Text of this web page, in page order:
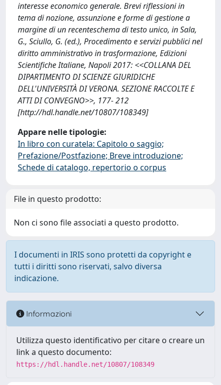
interesse economico generale. Brevi riflessioni in
tema di nozione, assunzione e forme di gestione a
margine di un recenteschema di testo unico, in Sala,
G., Sciullo, G. (ed.), Procedimento e servizi pubblici nel
diritto amministrativo in trasformazione, Edizioni
Scientifiche Italiane, Napoli 2017: <<COLLANA DEL
DIPARTIMENTO DI SCIENZE GIURIDICHE
DELL'UNIVERSITÀ DI VERONA. SEZIONE RACCOLTE E
ATTI DI CONVEGNO>>, 177- 212
[http://hdl.handle.net/10807/108349]
Appare nelle tipologie:
In libro con curatela: Capitolo o saggio;
Prefazione/Postfazione; Breve introduzione;
Schede di catalogo, repertorio o corpus
File in questo prodotto:
Non ci sono file associati a questo prodotto.
I documenti in IRIS sono protetti da copyright e
tutti i diritti sono riservati, salvo diversa
indicazione.
Informazioni
Utilizza questo identificativo per citare o creare un
link a questo documento:
https://hdl.handle.net/10807/108349